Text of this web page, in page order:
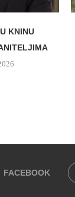
KNINU
FACEBOOK